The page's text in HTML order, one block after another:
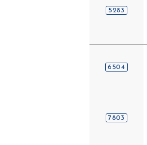
5283
6504
7803